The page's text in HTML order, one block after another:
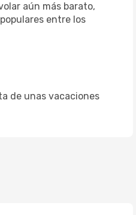
aún más barato,
entre los
de unas vacaciones